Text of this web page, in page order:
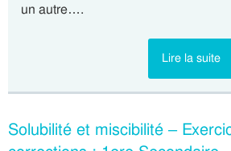
un autre….
Lire la suite
Solubilité et miscibilité –